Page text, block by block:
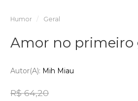
Humor Geral
Amor no primeiro
Autor(a): Mih Miau
R$ 64,20